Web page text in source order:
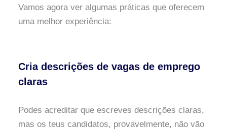
Vamos agora ver algumas práticas que oferecem
uma melhor experiência:
Cria descrições de vagas de emprego
claras
Podes acreditar que escreves descrições claras,
mas os teus candidatos, provavelmente, não vão